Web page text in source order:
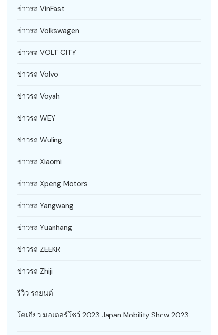
ข่าวรถ VinFast
ข่าวรถ Volkswagen
ข่าวรถ VOLT CITY
ข่าวรถ Volvo
ข่าวรถ Voyah
ข่าวรถ WEY
ข่าวรถ Wuling
ข่าวรถ Xiaomi
ข่าวรถ Xpeng Motors
ข่าวรถ Yangwang
ข่าวรถ Yuanhang
ข่าวรถ ZEEKR
ข่าวรถ Zhiji
รีวิว รถยนต์
โตเกียว มอเตอร์โชว์ 2023 Japan Mobility Show 2023